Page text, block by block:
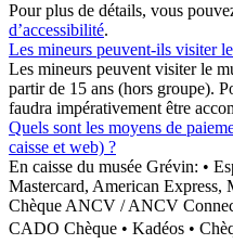
Pour plus de détails, vous
d’accessibilité.
Les mineurs peuvent-ils visiter
Les mineurs peuvent visiter le
partir de 15 ans (hors groupe).
faudra impérativement être
Quels sont les moyens de
caisse et web) ?
En caisse du musée Grévin: •
Mastercard, American Express,
Chèque ANCV / ANCV
CADO Chèque • Kadéos •